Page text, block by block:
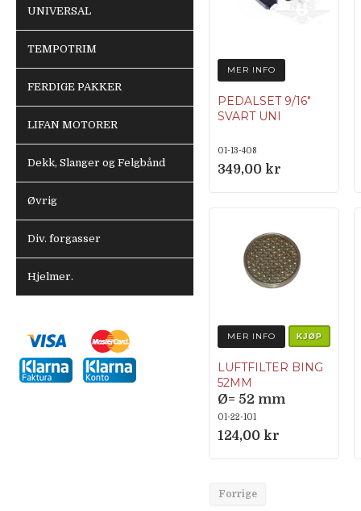
UNIVERSAL
TEMPOTRIM
FERDIGE PAKKER
LIFAN MOTORER
Dekk, Slanger og Felgbånd
Øvrig
Div. forgasser
Hjelmer.
MER INFO
PEDALSET 9/16″
SVART UNI
01-13-408
349,00 kr
MER INFO KJØP
LUFTFILTER BING
52MM
Ø= 52 mm
Dybde = 10 mm
01-22-101
124,00 kr
Forrige